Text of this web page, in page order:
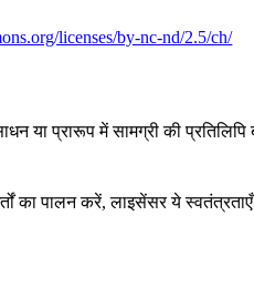
licenses/by-nc-nd/2.5/ch/
या प्रारूप में सामग्री की
का पालन करें, लाइसेंसर ये